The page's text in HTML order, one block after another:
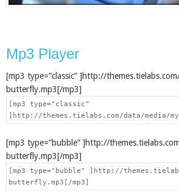
Mp3 Player
[mp3 type=”classic” ]http://
butterfly.mp3[/mp3]
[mp3 type="classic"
]http://themes.tielabs.com/data/media/
[mp3 type=”bubble” ]http://
butterfly.mp3[/mp3]
[mp3 type="bubble" ]http://
butterfly.mp3[/mp3]